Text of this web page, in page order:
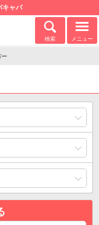
キャバ
検索 メニュー